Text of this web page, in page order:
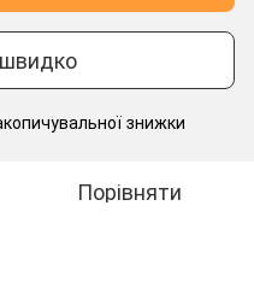
знижки
Порівняти